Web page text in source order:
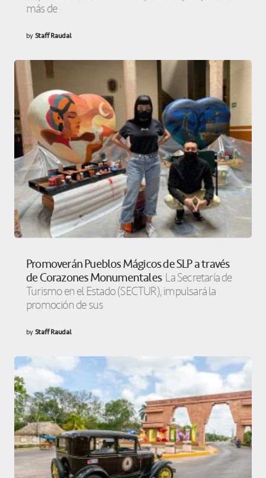
más de
byStaff Raudal
Promoverán Pueblos Mágicos de SLP a través
de Corazones Monumentales La Secretaría de
Turismo en el Estado (SECTUR), impulsará la
promoción de sus
byStaff Raudal